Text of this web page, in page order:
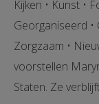
Kijken • Kunst •
Georganiseerd •
Zorgzaam •
voorstellen
Staten. Ze